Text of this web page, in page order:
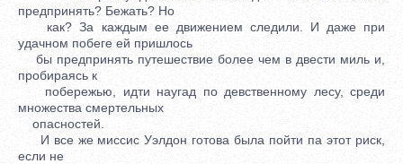
предпринять? Бежать? Но
как? За каждым ее движением следили. И даже при
удачном побеге ей пришлось
бы предпринять путешествие более чем в двести миль и,
пробираясь к
побережью, идти наугад по девственному лесу, среди
множества смертельных
опасностей.
И все же миссис Уэлдон готова была пойти па этот риск,
если не